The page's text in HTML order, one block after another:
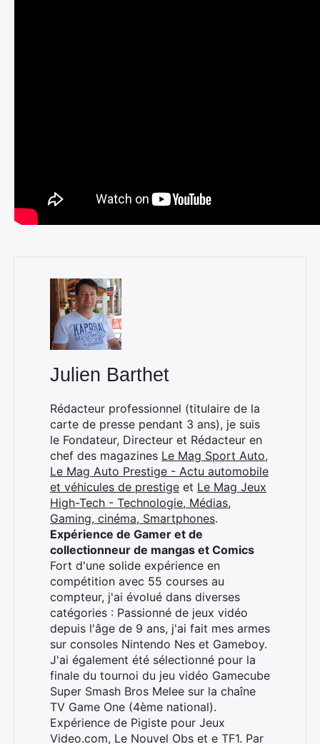
Julien Barthet
Rédacteur professionnel (titulaire de la
carte de presse pendant 3 ans), je suis
le Fondateur, Directeur et Rédacteur en
chef des magazines Le Mag Sport Auto,
Le Mag Auto Prestige - Actu automobile
et véhicules de prestige et Le Mag Jeux
High-Tech - Technologie, Médias,
Gaming, cinéma, Smartphones.
Expérience de Gamer et de
collectionneur de mangas et Comics
Fort d'une solide expérience en
compétition avec 55 courses au
compteur, j'ai évolué dans diverses
catégories : Passionné de jeux vidéo
depuis l'âge de 9 ans, j'ai fait mes armes
sur consoles Nintendo Nes et Gameboy.
J'ai également été sélectionné pour la
finale du tournoi du jeu vidéo Gamecube
Super Smash Bros Melee sur la chaîne
TV Game One (4ème national).
Expérience de Pigiste pour Jeux
Video.com, Le Nouvel Obs et e TF1. Par